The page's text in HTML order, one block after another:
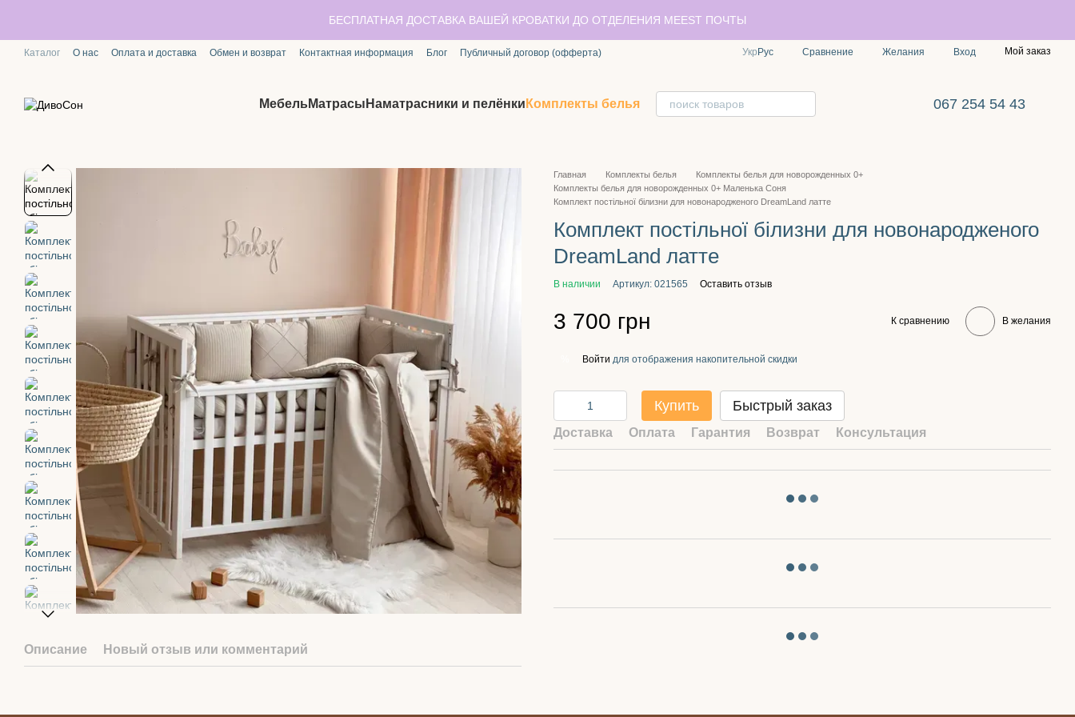
БЕСПЛАТНАЯ ДОСТАВКА ВАШЕЙ КРОВАТКИ ДО ОТДЕЛЕНИЯ MEEST ПОЧТЫ
Каталог О нас Оплата и доставка Обмен и возврат Контактная информация Блог Публичный договор (офферта) Укр Рус Сравнение Желания Вход Мой заказ
МебельМатрасы Наматрасники и пелёнки Комплекты белья 067 254 54 43
Описание Новый отзыв или комментарий
Главная Комплекты белья
Комплекты белья для новорожденных 0+
Комплекты белья для новорожденных 0+ Маленька Соня
Комплект постільної білизни для новонародженого DreamLand латте
Комплект постільної білизни для новонародженого
DreamLand латте
В наличии Артикул: 021565 Оставить отзыв
3 700 грн К сравнению В желания
Войти для отображения накопительной скидки
Купить Быстрый заказ
Доставка Оплата Гарантия Возврат Консультация